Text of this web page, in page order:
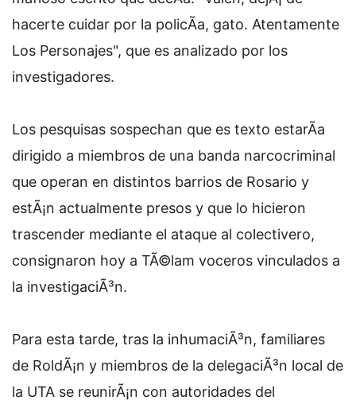
hacerte cuidar por la policÃ­a, gato. Atentamente
Los Personajes", que es analizado por los
investigadores.
Los pesquisas sospechan que es texto estarÃ­a
dirigido a miembros de una banda narcocriminal
que operan en distintos barrios de Rosario y
estÃ¡n actualmente presos y que lo hicieron
trascender mediante el ataque al colectivero,
consignaron hoy a TÃ©lam voceros vinculados a
la investigaciÃ³n.
Para esta tarde, tras la inhumaciÃ³n, familiares
de RoldÃ¡n y miembros de la delegaciÃ³n local de
la UTA se reunirÃ¡n con autoridades del